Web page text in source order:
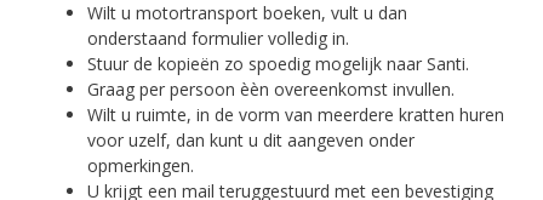
Wilt u motortransport boeken, vult u dan
onderstaand formulier volledig in.
Stuur de kopieën zo spoedig mogelijk naar Santi.
Graag per persoon èèn overeenkomst invullen.
Wilt u ruimte, in de vorm van meerdere kratten huren
voor uzelf, dan kunt u dit aangeven onder
opmerkingen.
U krijgt een mail teruggestuurd met een bevestiging